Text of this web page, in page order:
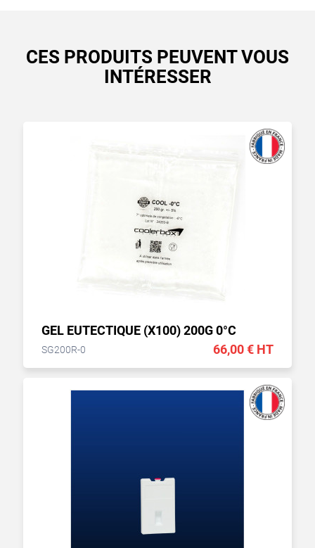
CES PRODUITS PEUVENT VOUS
INTÉRESSER
GEL EUTECTIQUE (X100) 200G 0°C
SG200R-0 66,00 € HT